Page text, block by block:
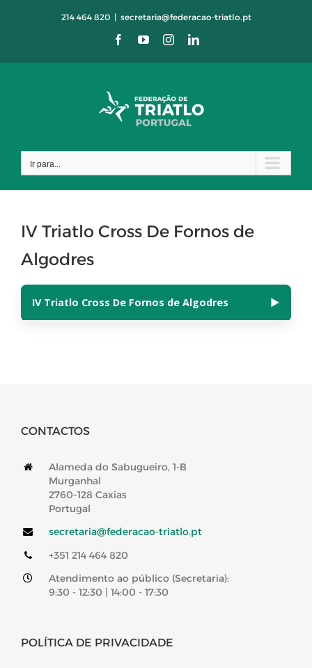
214 464 820 | secretaria@federacao-triatlo.pt
FacebookYouTubeInstagramLinkedIn
Ir para...
IV Triatlo Cross De Fornos de
Algodres
IV Triatlo Cross De Fornos de Algodres ▶
CONTACTOS
Alameda do Sabugueiro, 1-B
Murganhal
2760–128 Caxias
Portugal
secretaria@federacao-triatlo.pt
+351 214 464 820
Atendimento ao público (Secretaria):
9:30 - 12:30 | 14:00 - 17:30
POLÍTICA DE PRIVACIDADE